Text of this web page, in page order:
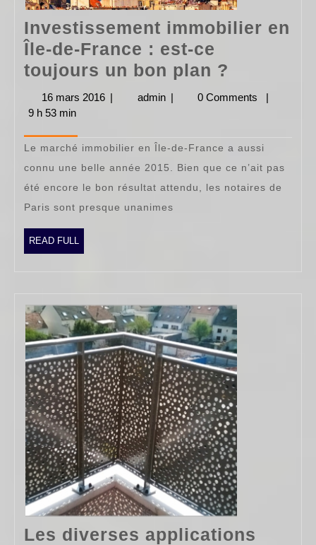
Investissement immobilier en
Île-de-France : est-ce
toujours un bon plan ?
de-
France
:
bon
plan
?
16 mars 2016 16
| admin admin
| 0 Comments
|
9 h 53 min
Le marché immobilier en Île-de-France a aussi
connu une belle année 2015. Bien que ce n’ait pas
été encore le bon résultat attendu, les notaires de
Paris sont presque unanimes
READ FULL
FULL
Les diverses applications